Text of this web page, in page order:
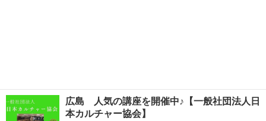
広島 人気の講座を開催中♪【一般社団法人日
本カルチャー協会】